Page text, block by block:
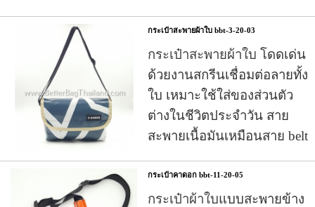
กระเป๋าสะพายผ้าใบ bbt-3-20-03
กระเป๋าสะพายผ้าใบ โดดเด่น
ด้วยงานสกรีนเชื่อมต่อลายทั้ง
ใบ เหมาะใช้ใส่ของส่วนตัว
ต่างในชีวิตประจำวัน สาย
สะพายเนื้อมันเหมือนสาย belt
กระเป๋าคาดอก bbt-11-20-05
กระเป๋าผ้าใบแบบสะพายข้าง